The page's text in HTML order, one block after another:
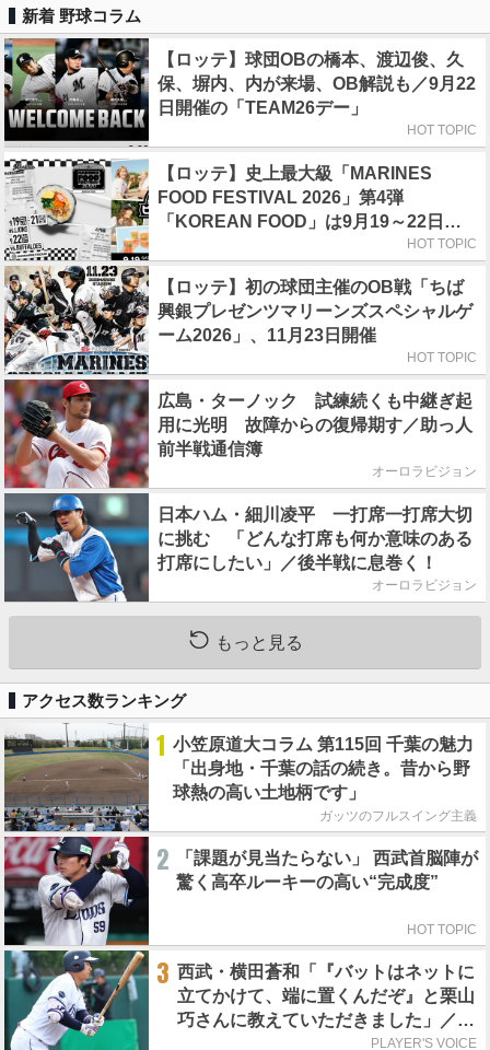
新着 野球コラム
【ロッテ】球団OBの橋本、渡辺俊、久
保、塀内、内が来場、OB解説も／9月22
日開催の「TEAM26デー」
HOT TOPIC
【ロッテ】史上最大級「MARINES
FOOD FESTIVAL 2026」第4弾
「KOREAN FOOD」は9月19～22日／
HOT TOPIC
【ロッテ】初の球団主催のOB戦「ちば
興銀プレゼンツマリーンズスペシャルゲ
ーム2026」、11月23日開催
HOT TOPIC
広島・ターノック 試練続くも中継ぎ起
用に光明 故障からの復帰期す／助っ人
前半戦通信簿
オーロラビジョン
日本ハム・細川凌平 一打席一打席大切
に挑む 「どんな打席も何か意味のある
打席にしたい」／後半戦に息巻く！
オーロラビジョン
もっと見る
アクセス数ランキング
1 小笠原道大コラム 第115回 千葉の魅力
「出身地・千葉の話の続き。昔から野
球熱の高い土地柄です」
ガッツのフルスイング主義
2
「課題が見当たらない」 西武首脳陣が
驚く高卒ルーキーの高い“完成度”
HOT TOPIC
3 西武・横田蒼和「『バットはネットに
立てかけて、端に置くんだぞ』と栗山
巧さんに教えていただきました」／憧
PLAYER'S VOICE